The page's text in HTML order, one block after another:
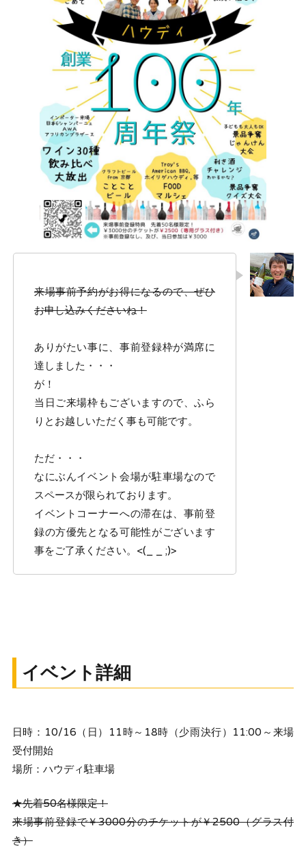
来場事前予約がお得になるので、ぜひ
お申し込みくださいね！
ありがたい事に、事前登録枠が満席に
達しました・・・
が！
当日ご来場枠もございますので、ふら
りとお越しいただく事も可能です。
ただ・・・
なにぶんイベント会場が駐車場なので
スペースが限られております。
イベントコーナーへの滞在は、事前登
録の方優先となる可能性がございます
事をご了承ください。<(_ _ ;)>
イベント詳細
日時：10/16（日）11時～18時（少雨決行）11:00～来場
受付開始
場所：ハウディ駐車場
★先着50名様限定！
来場事前登録で￥3000分のチケットが￥2500（グラス付
き）